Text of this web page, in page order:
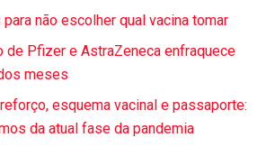
não escolher qual vacina tomar
de Pfizer e AstraZeneca enfraquece
meses
esquema vacinal e passaporte:
da atual fase da pandemia